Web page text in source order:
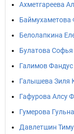
Ахметгареева
Белолапкина
Булатова Софья
Галимов
Галышева Зиля
Гафурова Алсу
Гумерова
Давлетшин